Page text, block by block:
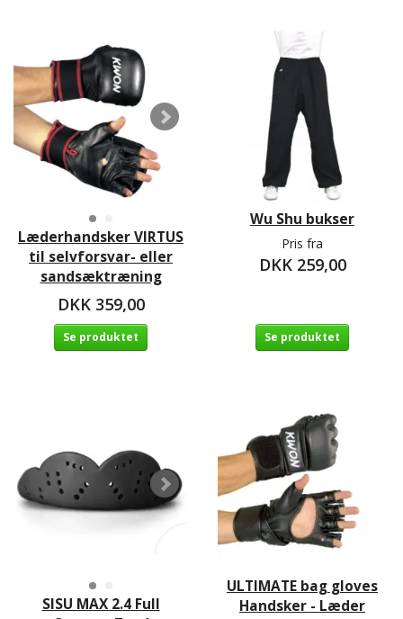
Læderhandsker VIRTUS
til selvforsvar- eller
sandsæktræning
DKK 359,00
Se produktet
Wu Shu bukser
Pris fra
DKK 259,00
Se produktet
SISU MAX 2.4 Full
ULTIMATE bag gloves
Handsker - Læder